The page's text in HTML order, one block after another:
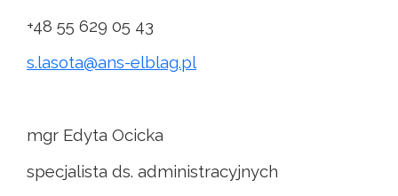
+48 55 629 05 43
s.lasota@ans-elblag.pl
mgr Edyta Ocicka
specjalista ds. administracyjnych